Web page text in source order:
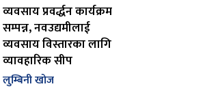
व्यवसाय प्रवर्द्धन कार्यक्रम
सम्पन्न, नवउद्यमीलाई
व्यवसाय विस्तारका लागि
व्यावहारिक सीप
लुम्बिनी खोज